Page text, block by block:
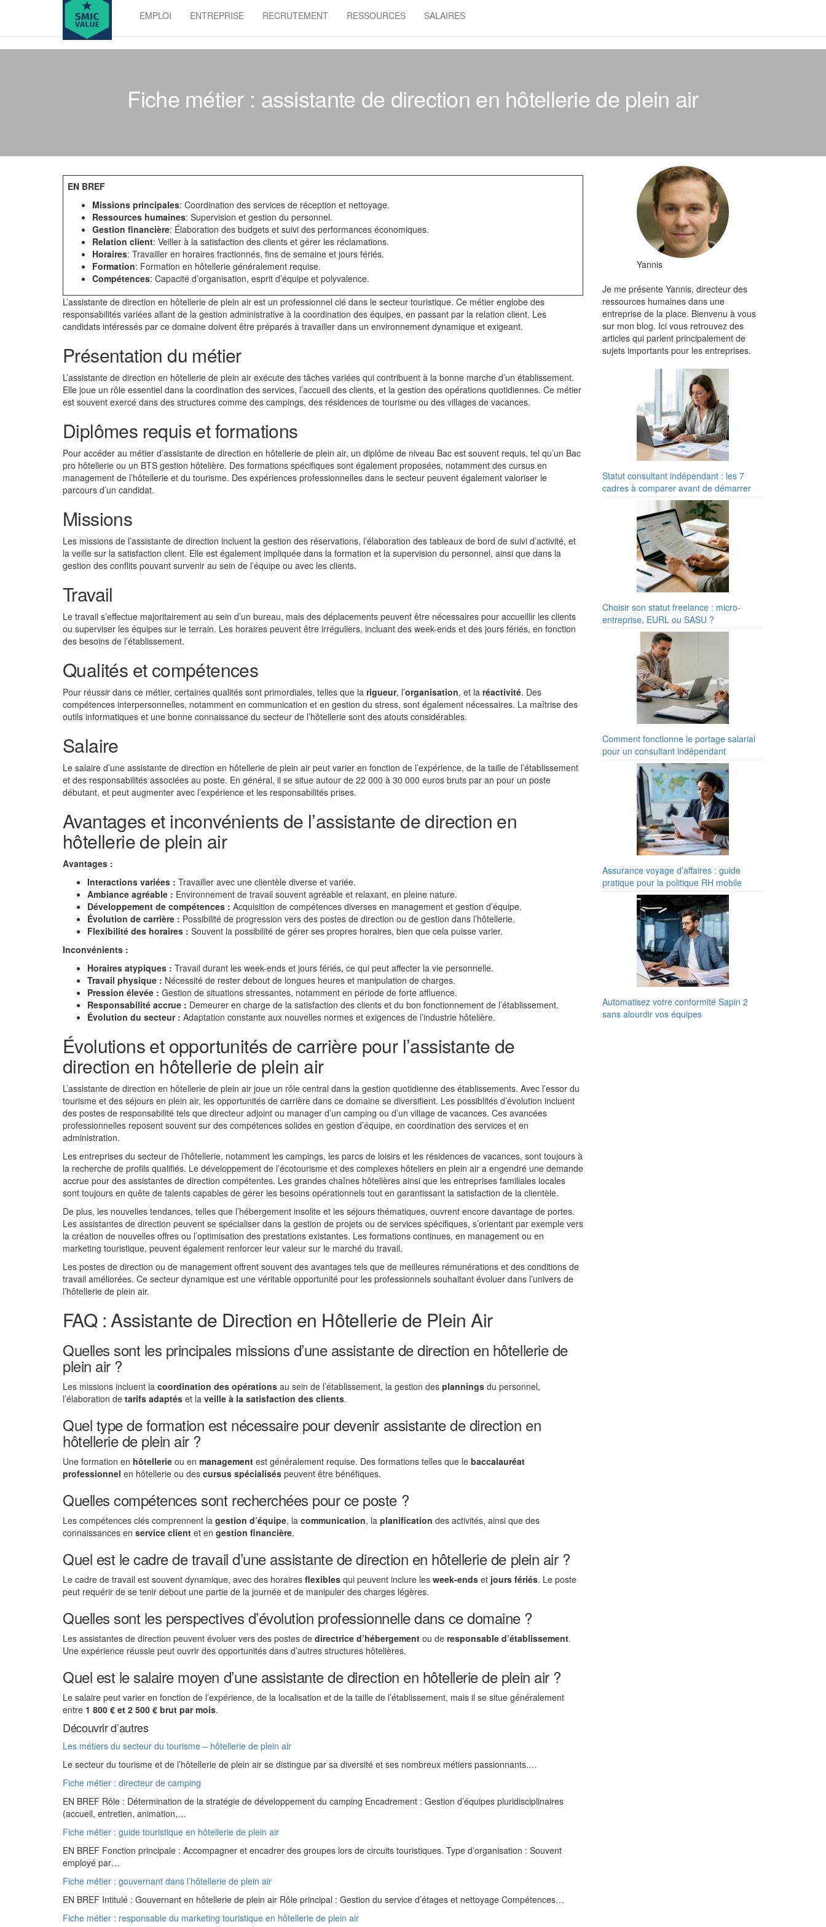
value
EMPLOI ENTREPRISE RECRUTEMENT RESSOURCES SALAIRES
Fiche métier : assistante de direction en hôtellerie de plein air
EN BREF
Missions principales: Coordination des services de réception et nettoyage.
Ressources humaines: Supervision et gestion du personnel.
Gestion financière: Élaboration des budgets et suivi des performances économiques.
Relation client: Veiller à la satisfaction des clients et gérer les réclamations.
Horaires: Travailler en horaires fractionnés, fins de semaine et jours fériés.
Formation: Formation en hôtellerie généralement requise.
Compétences: Capacité d’organisation, esprit d’équipe et polyvalence.
L’assistante de direction en hôtellerie de plein air est un professionnel clé dans le secteur touristique. Ce métier englobe des
responsabilités variées allant de la gestion administrative à la coordination des équipes, en passant par la relation client. Les
candidats intéressés par ce domaine doivent être préparés à travailler dans un environnement dynamique et exigeant.
Présentation du métier
L’assistante de direction en hôtellerie de plein air exécute des tâches variées qui contribuent à la bonne marche d’un établissement.
Elle joue un rôle essentiel dans la coordination des services, l’accueil des clients, et la gestion des opérations quotidiennes. Ce métier
est souvent exercé dans des structures comme des campings, des résidences de tourisme ou des villages de vacances.
Diplômes requis et formations
Pour accéder au métier d’assistante de direction en hôtellerie de plein air, un diplôme de niveau Bac est souvent requis, tel qu’un Bac
pro hôtellerie ou un BTS gestion hôtelière. Des formations spécifiques sont également proposées, notamment des cursus en
management de l’hôtellerie et du tourisme. Des expériences professionnelles dans le secteur peuvent également valoriser le
parcours d’un candidat.
Missions
Les missions de l’assistante de direction incluent la gestion des réservations, l’élaboration des tableaux de bord de suivi d’activité, et
la veille sur la satisfaction client. Elle est également impliquée dans la formation et la supervision du personnel, ainsi que dans la
gestion des conflits pouvant survenir au sein de l’équipe ou avec les clients.
Travail
Le travail s’effectue majoritairement au sein d’un bureau, mais des déplacements peuvent être nécessaires pour accueillir les clients
ou superviser les équipes sur le terrain. Les horaires peuvent être irréguliers, incluant des week-ends et des jours fériés, en fonction
des besoins de l’établissement.
Qualités et compétences
Pour réussir dans ce métier, certaines qualités sont primordiales, telles que la rigueur, l’organisation, et la réactivité. Des
compétences interpersonnelles, notamment en communication et en gestion du stress, sont également nécessaires. La maîtrise des
outils informatiques et une bonne connaissance du secteur de l’hôtellerie sont des atouts considérables.
Salaire
Le salaire d’une assistante de direction en hôtellerie de plein air peut varier en fonction de l’expérience, de la taille de l’établissement
et des responsabilités associées au poste. En général, il se situe autour de 22 000 à 30 000 euros bruts par an pour un poste
débutant, et peut augmenter avec l’expérience et les responsabilités prises.
Avantages et inconvénients de l’assistante de direction en
hôtellerie de plein air
Avantages :
Interactions variées : Travailler avec une clientèle diverse et variée.
Ambiance agréable : Environnement de travail souvent agréable et relaxant, en pleine nature.
Développement de compétences : Acquisition de compétences diverses en management et gestion d’équipe.
Évolution de carrière : Possibilité de progression vers des postes de direction ou de gestion dans l’hôtellerie.
Flexibilité des horaires : Souvent la possibilité de gérer ses propres horaires, bien que cela puisse varier.
Inconvénients :
Horaires atypiques : Travail durant les week-ends et jours fériés, ce qui peut affecter la vie personnelle.
Travail physique : Nécessité de rester debout de longues heures et manipulation de charges.
Pression élevée : Gestion de situations stressantes, notamment en période de forte affluence.
Responsabilité accrue : Demeurer en charge de la satisfaction des clients et du bon fonctionnement de l’établissement.
Évolution du secteur : Adaptation constante aux nouvelles normes et exigences de l’industrie hôtelière.
Évolutions et opportunités de carrière pour l’assistante de
direction en hôtellerie de plein air
L’assistante de direction en hôtellerie de plein air joue un rôle central dans la gestion quotidienne des établissements. Avec l’essor du
tourisme et des séjours en plein air, les opportunités de carrière dans ce domaine se diversifient. Les possiblités d’évolution incluent
des postes de responsabilité tels que directeur adjoint ou manager d’un camping ou d’un village de vacances. Ces avancées
professionnelles reposent souvent sur des compétences solides en gestion d’équipe, en coordination des services et en
administration.
Les entreprises du secteur de l’hôtellerie, notamment les campings, les parcs de loisirs et les résidences de vacances, sont toujours à
la recherche de profils qualifiés. Le développement de l’écotourisme et des complexes hôteliers en plein air a engendré une demande
accrue pour des assistantes de direction compétentes. Les grandes chaînes hôtelières ainsi que les entreprises familiales locales
sont toujours en quête de talents capables de gérer les besoins opérationnels tout en garantissant la satisfaction de la clientèle.
De plus, les nouvelles tendances, telles que l’hébergement insolite et les séjours thématiques, ouvrent encore davantage de portes.
Les assistantes de direction peuvent se spécialiser dans la gestion de projets ou de services spécifiques, s’orientant par exemple vers
la création de nouvelles offres ou l’optimisation des prestations existantes. Les formations continues, en management ou en
marketing touristique, peuvent également renforcer leur valeur sur le marché du travail.
Les postes de direction ou de management offrent souvent des avantages tels que de meilleures rémunérations et des conditions de
travail améliorées. Ce secteur dynamique est une véritable opportunité pour les professionnels souhaitant évoluer dans l’univers de
l’hôtellerie de plein air.
FAQ : Assistante de Direction en Hôtellerie de Plein Air
Quelles sont les principales missions d’une assistante de direction en hôtellerie de
plein air ?
Les missions incluent la coordination des opérations au sein de l’établissement, la gestion des plannings du personnel,
l’élaboration de tarifs adaptés et la veille à la satisfaction des clients.
Quel type de formation est nécessaire pour devenir assistante de direction en
hôtellerie de plein air ?
Une formation en hôtellerie ou en management est généralement requise. Des formations telles que le baccalauréat
professionnel en hôtellerie ou des cursus spécialisés peuvent être bénéfiques.
Quelles compétences sont recherchées pour ce poste ?
Les compétences clés comprennent la gestion d’équipe, la communication, la planification des activités, ainsi que des
connaissances en service client et en gestion financière.
Quel est le cadre de travail d’une assistante de direction en hôtellerie de plein air ?
Le cadre de travail est souvent dynamique, avec des horaires flexibles qui peuvent inclure les week-ends et jours fériés. Le poste
peut requérir de se tenir debout une partie de la journée et de manipuler des charges légères.
Quelles sont les perspectives d’évolution professionnelle dans ce domaine ?
Les assistantes de direction peuvent évoluer vers des postes de directrice d’hébergement ou de responsable d’établissement.
Une expérience réussie peut ouvrir des opportunités dans d’autres structures hôtelières.
Quel est le salaire moyen d’une assistante de direction en hôtellerie de plein air ?
Le salaire peut varier en fonction de l’expérience, de la localisation et de la taille de l’établissement, mais il se situe généralement
entre 1 800 € et 2 500 € brut par mois.
Découvrir d’autres
Les métiers du secteur du tourisme – hôtellerie de plein air
Le secteur du tourisme et de l’hôtellerie de plein air se distingue par sa diversité et ses nombreux métiers passionnants.…
Fiche métier : directeur de camping
EN BREF Rôle : Détermination de la stratégie de développement du camping Encadrement : Gestion d’équipes pluridisciplinaires
(accueil, entretien, animation,…
Fiche métier : guide touristique en hôtellerie de plein air
EN BREF Fonction principale : Accompagner et encadrer des groupes lors de circuits touristiques. Type d’organisation : Souvent
employé par…
Fiche métier : gouvernant dans l’hôtellerie de plein air
EN BREF Intitulé : Gouvernant en hôtellerie de plein air Rôle principal : Gestion du service d’étages et nettoyage Compétences…
Fiche métier : responsable du marketing touristique en hôtellerie de plein air
Yannis
Je me présente Yannis, directeur des
ressources humaines dans une
entreprise de la place. Bienvenu à vous
sur mon blog. Ici vous retrouvez des
articles qui parlent principalement de
sujets importants pour les entreprises.
Statut consultant indépendant : les 7
cadres à comparer avant de démarrer
Choisir son statut freelance : micro-
entreprise, EURL ou SASU ?
Comment fonctionne le portage salarial
pour un consultant indépendant
Assurance voyage d’affaires : guide
pratique pour la politique RH mobile
Automatisez votre conformité Sapin 2
sans alourdir vos équipes